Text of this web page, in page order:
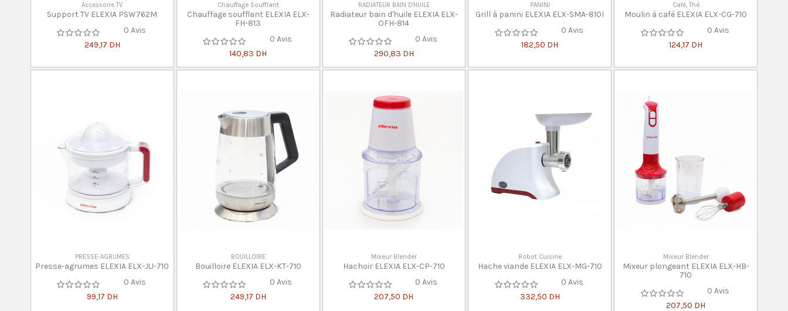
Accessoire TV
Support TV ELEXIA PSW762M
0 Avis
249,17 DH
Chauffage Soufflant
Chauffage soufflant ELEXIA ELX-
FH-813
0 Avis
140,83 DH
RADIATEUR BAIN D'HUILE
Radiateur bain d'huile ELEXIA ELX-
OFH-814
0 Avis
290,83 DH
PANINI
Grill à panini ELEXIA ELX-SMA-810I
0 Avis
182,50 DH
Café, Thé
Moulin à café ELEXIA ELX-CG-710
0 Avis
124,17 DH
PRESSE-AGRUMES
Presse-agrumes ELEXIA ELX-JU-710
0 Avis
99,17 DH
BOUILLOIRE
Bouilloire ELEXIA ELX-KT-710
0 Avis
249,17 DH
Mixeur Blender
Hachoir ELEXIA ELX-CP-710
0 Avis
207,50 DH
Robot Cuisine
Hache viande ELEXIA ELX-MG-710
0 Avis
332,50 DH
Mixeur Blender
Mixeur plongeant ELEXIA ELX-HB-
710
0 Avis
207,50 DH